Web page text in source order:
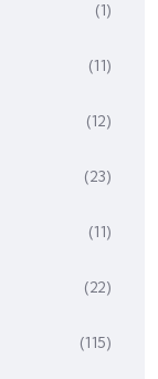
(1)
(11)
(12)
(23)
(11)
(22)
(115)